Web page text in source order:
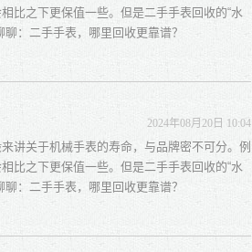
比之下更保值一些。但是二手手表回收的“水
：二手手表，哪里回收更靠谱？
2024年08月20日 10:04
讲关于机械手表的寿命，与品牌密不可分。例
比之下更保值一些。但是二手手表回收的“水
：二手手表，哪里回收更靠谱？